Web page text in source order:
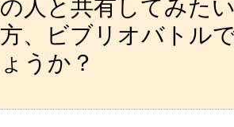
の人と共有してみた
方、ビブリオバトル
ょうか？